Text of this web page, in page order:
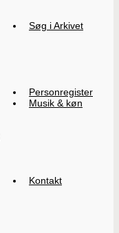
Søg i Arkivet
Personregister
Musik & køn
Kontakt